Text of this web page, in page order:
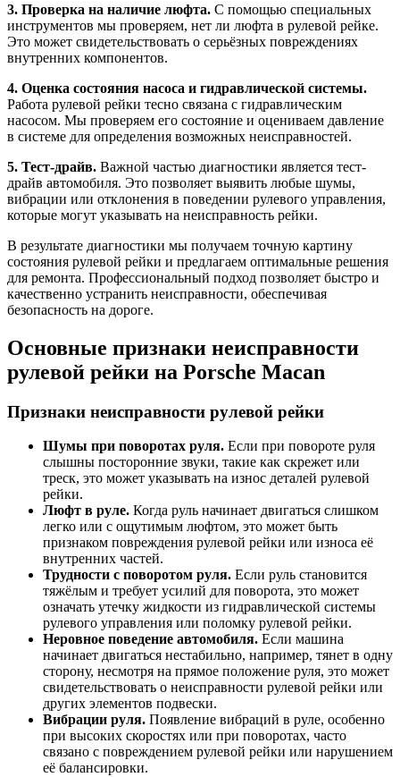
3. Проверка на наличие люфта. С помощью специальных
инструментов мы проверяем, нет ли люфта в рулевой рейке.
Это может свидетельствовать о серьёзных повреждениях
внутренних компонентов.
4. Оценка состояния насоса и гидравлической системы.
Работа рулевой рейки тесно связана с гидравлическим
насосом. Мы проверяем его состояние и оцениваем давление
в системе для определения возможных неисправностей.
5. Тест-драйв. Важной частью диагностики является тест-
драйв автомобиля. Это позволяет выявить любые шумы,
вибрации или отклонения в поведении рулевого управления,
которые могут указывать на неисправность рейки.
В результате диагностики мы получаем точную картину
состояния рулевой рейки и предлагаем оптимальные решения
для ремонта. Профессиональный подход позволяет быстро и
качественно устранить неисправности, обеспечивая
безопасность на дороге.
Основные признаки неисправности
рулевой рейки на Porsche Macan
Признаки неисправности рулевой рейки
Шумы при поворотах руля. Если при повороте руля
слышны посторонние звуки, такие как скрежет или
треск, это может указывать на износ деталей рулевой
рейки.
Люфт в руле. Когда руль начинает двигаться слишком
легко или с ощутимым люфтом, это может быть
признаком повреждения рулевой рейки или износа её
внутренних частей.
Трудности с поворотом руля. Если руль становится
тяжёлым и требует усилий для поворота, это может
означать утечку жидкости из гидравлической системы
рулевого управления или поломку рулевой рейки.
Неровное поведение автомобиля. Если машина
начинает двигаться нестабильно, например, тянет в одну
сторону, несмотря на прямое положение руля, это может
свидетельствовать о неисправности рулевой рейки или
других элементов подвески.
Вибрации руля. Появление вибраций в руле, особенно
при высоких скоростях или при поворотах, часто
связано с повреждением рулевой рейки или нарушением
её балансировки.